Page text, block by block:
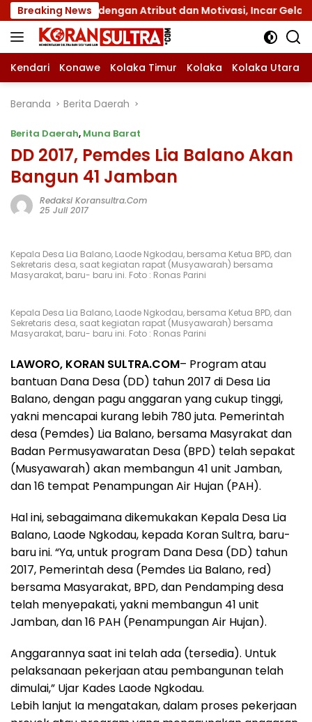
Langsung
ke
konten
Breaking News
XII dengan Atribut dan Motivasi, Incar Gelar
Kendari Konawe Kolaka Timur Kolaka Kolaka Utara
Beranda Berita Daerah
Berita Daerah, Muna Barat
DD 2017, Pemdes Lia Balano Akan
Bangun 41 Jamban
Redaksi Koransultra.com
25 Juli 2017
Kepala Desa Lia Balano, Laode Ngkodau, bersama Ketua BPD, dan
Sekretaris desa, saat kegiatan rapat (Musyawarah) bersama
Masyarakat, baru- baru ini. Foto : Ronas Parini
Kepala Desa Lia Balano, Laode Ngkodau, bersama Ketua BPD, dan
Sekretaris desa, saat kegiatan rapat (Musyawarah) bersama
Masyarakat, baru- baru ini. Foto : Ronas Parini
LAWORO, KORAN SULTRA.COM– Program atau
bantuan Dana Desa (DD) tahun 2017 di Desa Lia
Balano, dengan pagu anggaran yang cukup tinggi,
yakni mencapai kurang lebih 780 juta. Pemerintah
desa (Pemdes) Lia Balano, bersama Masyrakat dan
Badan Permusyawaratan Desa (BPD) telah sepakat
(Musyawarah) akan membangun 41 unit Jamban,
dan 16 tempat Penampungan Air Hujan (PAH).
Hal ini, sebagaimana dikemukakan Kepala Desa Lia
Balano, Laode Ngkodau, kepada Koran Sultra, baru-
baru ini. “Ya, untuk program Dana Desa (DD) tahun
2017, Pemerintah desa (Pemdes Lia Balano, red)
bersama Masyarakat, BPD, dan Pendamping desa
telah menyepakati, yakni membangun 41 unit
Jamban, dan 16 PAH (Penampungan Air Hujan).
Anggarannya saat ini telah ada (tersedia). Untuk
pelaksanaan pekerjaan atau pembangunan telah
dimulai,” Ujar Kades Laode Ngkodau.
Lebih lanjut Ia mengatakan, dalam proses pekerjaan